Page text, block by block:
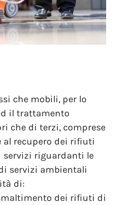
che mobili, per lo
il trattamento
che di terzi, comprese
recupero dei rifiuti
servizi riguardanti le
servizi ambientali
di:
dei rifiuti di